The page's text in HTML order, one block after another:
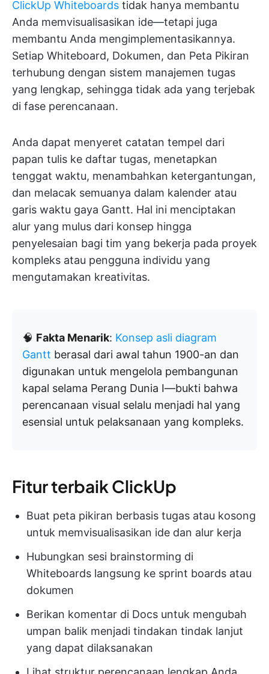
ClickUp Whiteboards tidak hanya membantu
Anda memvisualisasikan ide—tetapi juga
membantu Anda mengimplementasikannya.
Setiap Whiteboard, Dokumen, dan Peta Pikiran
terhubung dengan sistem manajemen tugas
yang lengkap, sehingga tidak ada yang terjebak
di fase perencanaan.
Anda dapat menyeret catatan tempel dari
papan tulis ke daftar tugas, menetapkan
tenggat waktu, menambahkan ketergantungan,
dan melacak semuanya dalam kalender atau
garis waktu gaya Gantt. Hal ini menciptakan
alur yang mulus dari konsep hingga
penyelesaian bagi tim yang bekerja pada proyek
kompleks atau pengguna individu yang
mengutamakan kreativitas.
🧠 Fakta Menarik: Konsep asli diagram
Gantt berasal dari awal tahun 1900-an dan
digunakan untuk mengelola pembangunan
kapal selama Perang Dunia I—bukti bahwa
perencanaan visual selalu menjadi hal yang
esensial untuk pelaksanaan yang kompleks.
Fitur terbaik ClickUp
Buat peta pikiran berbasis tugas atau kosong
untuk memvisualisasikan ide dan alur kerja
Hubungkan sesi brainstorming di
Whiteboards langsung ke sprint boards atau
dokumen
Berikan komentar di Docs untuk mengubah
umpan balik menjadi tindakan tindak lanjut
yang dapat dilaksanakan